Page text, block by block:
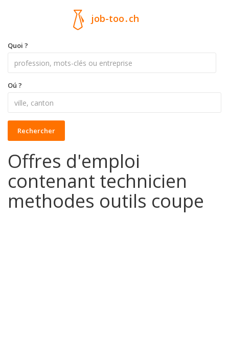
job-too.ch
Quoi ?
Oú ?
Rechercher
Offres d'emploi
contenant technicien
methodes outils coupe